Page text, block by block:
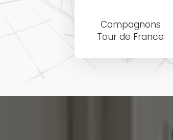
Compagnons
Tour de France